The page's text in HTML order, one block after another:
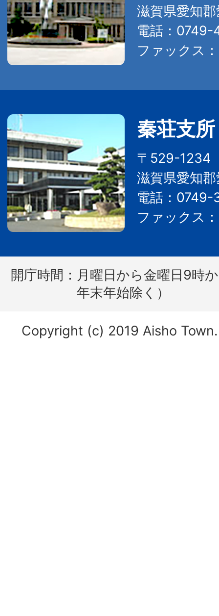
滋賀県愛知
電話：0749-
ファックス
秦荘支所
〒529-
滋賀県愛知
電話：0749-
ファックス
開庁時間： 月曜日から金曜日9時
年末年始除く）
Copyright (c) 2019 Aisho